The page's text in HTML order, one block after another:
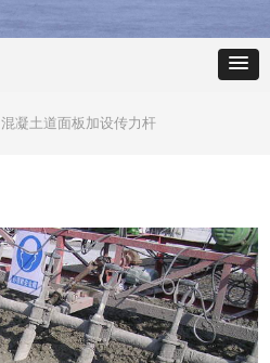
混凝土道面板加设传力杆